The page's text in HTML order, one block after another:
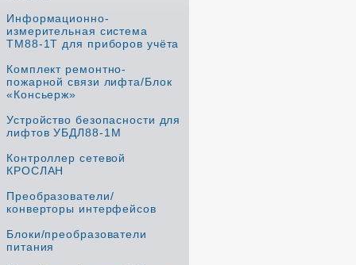
Информационно-
измерительная система
ТМ88-1Т для приборов учёта
Комплект ремонтно-
пожарной связи лифта/Блок
«Консьерж»
Устройство безопасности для
лифтов УБДЛ88-1М
Контроллер сетевой
КРОСЛАН
Преобразователи/
конверторы интерфейсов
Блоки/преобразователи
питания